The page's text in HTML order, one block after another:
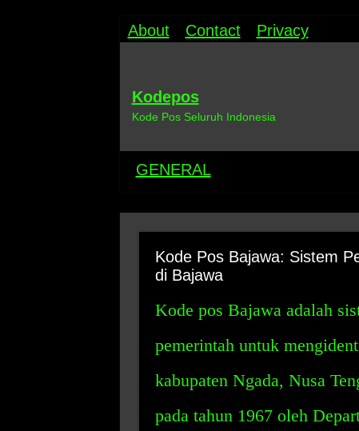
About Contact Privacy
Kodepos
Kode Pos Seluruh Indonesia
GENERAL
Kode Pos Bajawa: Sistem
di Bajawa
Kode pos Bajawa adalah
pemerintah untuk
kabupaten Ngada, Nusa
pada tahun 1967 oleh